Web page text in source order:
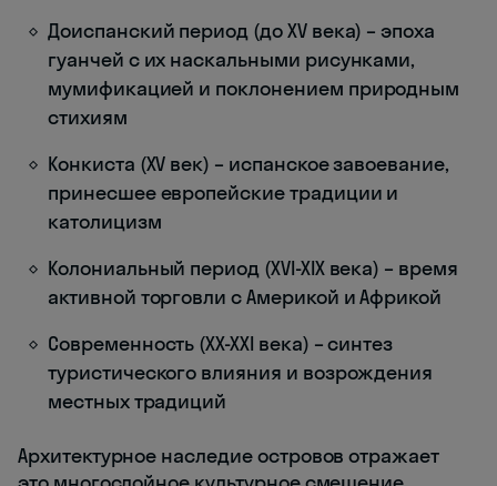
Доиспанский период (до XV века) – эпоха
гуанчей с их наскальными рисунками,
мумификацией и поклонением природным
стихиям
Конкиста (XV век) – испанское завоевание,
принесшее европейские традиции и
католицизм
Колониальный период (XVI-XIX века) – время
активной торговли с Америкой и Африкой
Современность (XX-XXI века) – синтез
туристического влияния и возрождения
местных традиций
Архитектурное наследие островов отражает